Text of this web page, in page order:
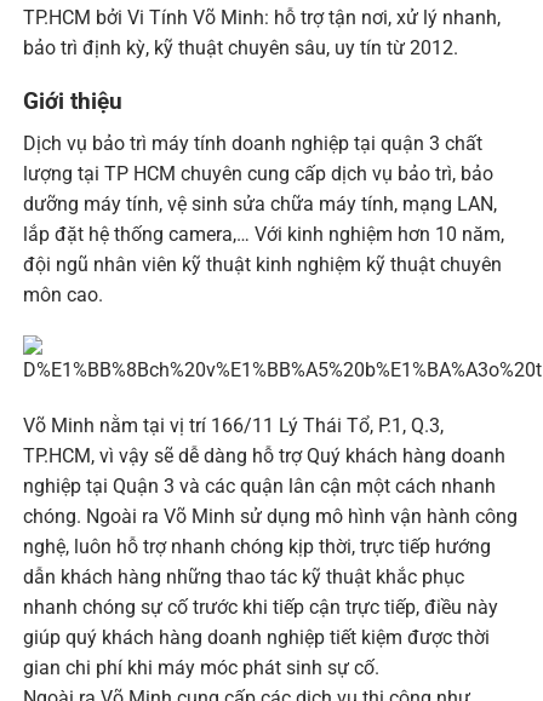
TP.HCM bởi Vi Tính Võ Minh: hỗ trợ tận nơi, xử lý nhanh,
bảo trì định kỳ, kỹ thuật chuyên sâu, uy tín từ 2012.
Giới thiệu
Dịch vụ bảo trì máy tính doanh nghiệp tại quận 3 chất
lượng tại TP HCM chuyên cung cấp dịch vụ bảo trì, bảo
dưỡng máy tính, vệ sinh sửa chữa máy tính, mạng LAN,
lắp đặt hệ thống camera,… Với kinh nghiệm hơn 10 năm,
đội ngũ nhân viên kỹ thuật kinh nghiệm kỹ thuật chuyên
môn cao.
Võ Minh nằm tại vị trí 166/11 Lý Thái Tổ, P.1, Q.3,
TP.HCM, vì vậy sẽ dễ dàng hỗ trợ Quý khách hàng doanh
nghiệp tại Quận 3 và các quận lân cận một cách nhanh
chóng. Ngoài ra Võ Minh sử dụng mô hình vận hành công
nghệ, luôn hỗ trợ nhanh chóng kịp thời, trực tiếp hướng
dẫn khách hàng những thao tác kỹ thuật khắc phục
nhanh chóng sự cố trước khi tiếp cận trực tiếp, điều này
giúp quý khách hàng doanh nghiệp tiết kiệm được thời
gian chi phí khi máy móc phát sinh sự cố.